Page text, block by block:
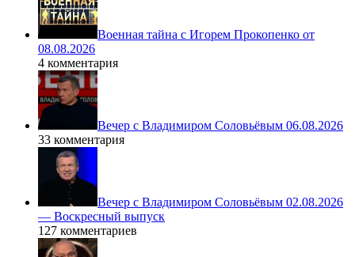
Военная тайна с Игорем Прокопенко от
08.08.2026
4 комментария
Вечер с Владимиром Соловьёвым 06.08.2026
33 комментария
Вечер с Владимиром Соловьёвым 02.08.2026
— Воскресный выпуск
127 комментариев